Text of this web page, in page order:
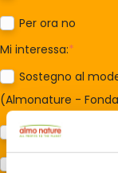
Per ora no
Mi interessa:*
Sostegno al
(Almonature -
Protezione della